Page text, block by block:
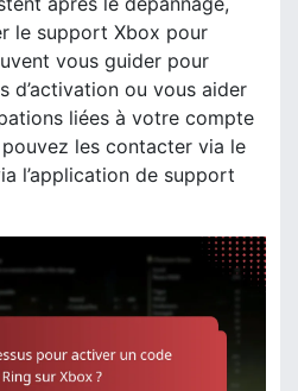
le support Xbox pour
vous guider pour
d’activation ou vous aider
liées à votre compte
les contacter via le
l’application de support